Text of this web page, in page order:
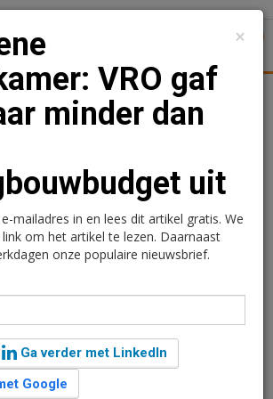
Achtergronden Woningmarkt
Rekenkamer:
vorig jaar minder
uit
Mona Keijzer heeft in 2025
van het beschikbare budget voor
×
VRO gaf
minder dan
uit
mailadres in en lees dit artikel gratis. We
om het artikel te lezen. Daarnaast
onze populaire nieuwsbrief.
Ga verder met LinkedIn
Google